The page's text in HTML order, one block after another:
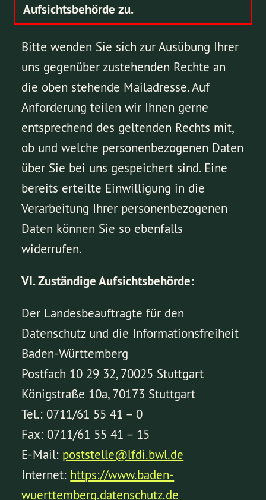
Aufsichtsbehörde zu.
Bitte wenden Sie sich zur Ausübung Ihrer
uns gegenüber zustehenden Rechte an
die oben stehende Mailadresse. Auf
Anforderung teilen wir Ihnen gerne
entsprechend des geltenden Rechts mit,
ob und welche personenbezogenen Daten
über Sie bei uns gespeichert sind. Eine
bereits erteilte Einwilligung in die
Verarbeitung Ihrer personenbezogenen
Daten können Sie so ebenfalls
widerrufen.
VI. Zuständige Aufsichtsbehörde:
Der Landesbeauftragte für den
Datenschutz und die Informationsfreiheit
Baden-Württemberg
Postfach 10 29 32, 70025 Stuttgart
Königstraße 10a, 70173 Stuttgart
Tel.: 0711/61 55 41 – 0
Fax: 0711/61 55 41 – 15
E-Mail: poststelle@lfdi.bwl.de
Internet: https://www.baden-
wuerttemberg.datenschutz.de